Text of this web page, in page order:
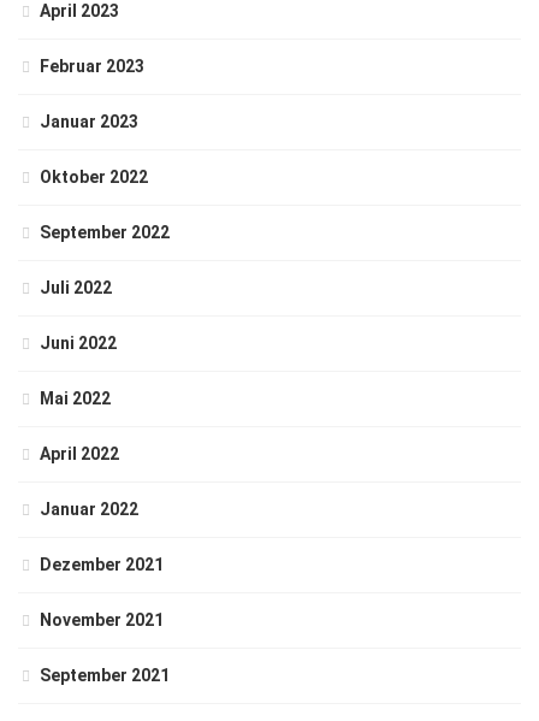
April 2023
Februar 2023
Januar 2023
Oktober 2022
September 2022
Juli 2022
Juni 2022
Mai 2022
April 2022
Januar 2022
Dezember 2021
November 2021
September 2021